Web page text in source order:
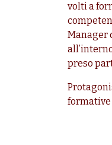
volti a
Manager
preso
formative